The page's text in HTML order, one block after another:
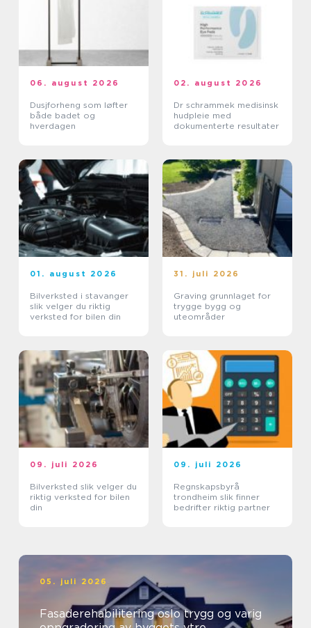
06. august 2026
Dusjforheng som løfter
både badet og
hverdagen
02. august 2026
Dr schrammek medisinsk
hudpleie med
dokumenterte resultater
01. august 2026
Bilverksted i stavanger
slik velger du riktig
verksted for bilen din
31. juli 2026
Graving grunnlaget for
trygge bygg og
uteområder
09. juli 2026
Bilverksted slik velger du
riktig verksted for bilen
din
09. juli 2026
Regnskapsbyrå
trondheim slik finner
bedrifter riktig partner
05. juli 2026
Fasaderehabilitering oslo trygg og varig